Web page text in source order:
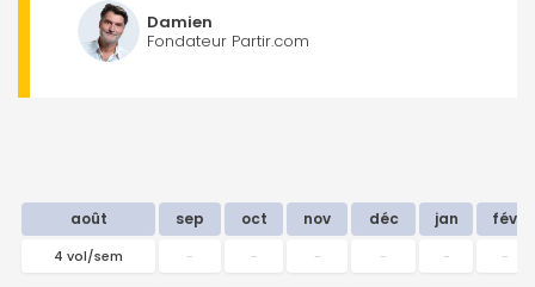
Damien
Fondateur Partir.com
août sep oct nov déc jan fév
4 vol/sem - - - - - -